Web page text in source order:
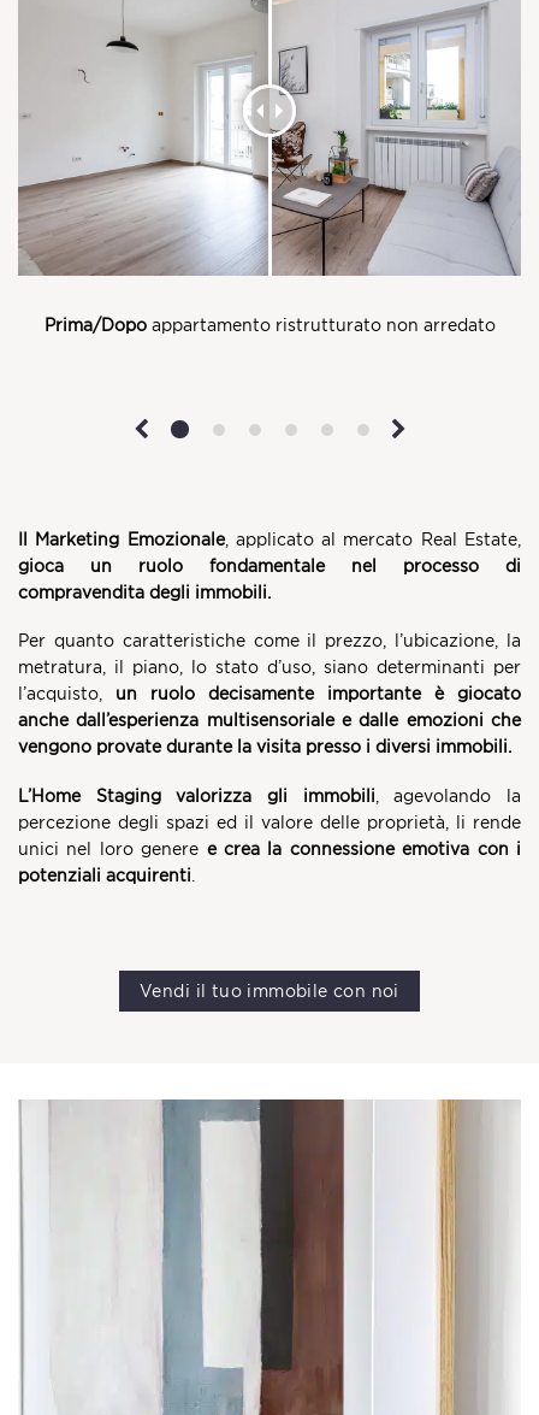
Prima/Dopoappartamento ristrutturato non arredato
Marketing Emozionale, applicato al mercato Real Estate,
gioca un ruolo fondamentale nel processo di
compravendita degli immobili.
Per quanto caratteristiche come il prezzo, l’ubicazione, la
metratura, il piano, lo stato d’uso, siano determinanti per
l’acquisto, un ruolo decisamente importante è giocato
anche dall’esperienza multisensoriale e dalle emozioni che
vengono provate durante la visita presso i diversi immobili.
L’Home Staging valorizza gli immobili , agevolando la
percezione degli spazi ed il valore delle proprietà, li rende
unici nel loro genere e crea la connessione emotiva con i
potenziali acquirenti
Vendi il tuo immobile con noi